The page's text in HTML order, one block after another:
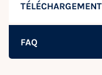
TÉLÉCHARGEMENT
FAQ